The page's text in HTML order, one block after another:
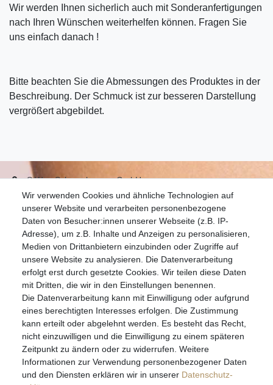
Wir werden Ihnen sicherlich auch mit Sonderanfertigungen
nach Ihren Wünschen weiterhelfen können. Fragen Sie
uns einfach danach !
Bitte beachten Sie die Abmessungen des Produktes in der
Beschreibung. Der Schmuck ist zur besseren Darstellung
vergrößert abgebildet.
Wir verwenden Cookies und ähnliche Technologien auf
unserer Website und verarbeiten personenbezogene
Daten von Besucher:innen unserer Webseite (z.B. IP-
Adresse), um z.B. Inhalte und Anzeigen zu personalisieren,
Medien von Drittanbietern einzubinden oder Zugriffe auf
unsere Website zu analysieren. Die Datenverarbeitung
erfolgt erst durch gesetzte Cookies. Wir teilen diese Daten
mit Dritten, die wir in den Einstellungen benennen.
Die Datenverarbeitung kann mit Einwilligung oder aufgrund
eines berechtigten Interesses erfolgen. Die Zustimmung
kann erteilt oder abgelehnt werden. Es besteht das Recht,
nicht einzuwilligen und die Einwilligung zu einem späteren
Zeitpunkt zu ändern oder zu widerrufen. Weitere
Informationen zur Verwendung personenbezogener Daten
und den Diensten erklären wir in unserer Daten­schutz­
S.W.w. Schmuckwaren GmbH
07051-9608828
info@schmuckador.de
Montag bis Freitag 8.30 – 12.00 Uhr und 13.30 bis 17.30 Uhr
Widerrufs­recht Widerrufs­formular Impressum
Daten­schutz­erklärung AGB
E-MAIL **